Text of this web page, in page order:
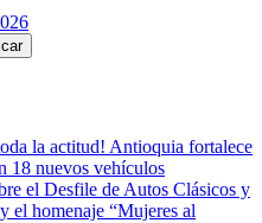
la actitud! Antioquia fortalece
18 nuevos vehículos
el Desfile de Autos Clásicos y
el homenaje “Mujeres al